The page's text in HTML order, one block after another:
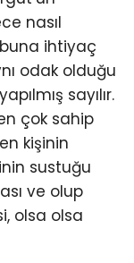
nasıl
ihtiyaç
odak olduğu
sayılır.
çok sahip
kişinin
sustuğu
ve olup
olsa olsa